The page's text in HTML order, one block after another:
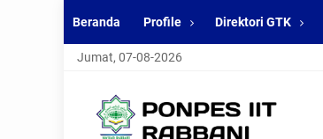
Beranda Profile Direktori GTK
Jumat, 07-08-2026